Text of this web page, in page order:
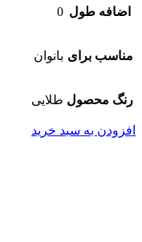
اضافه طول 0
مناسب برای بانوان
رنگ محصول طلایی
افزودن به سبد خرید